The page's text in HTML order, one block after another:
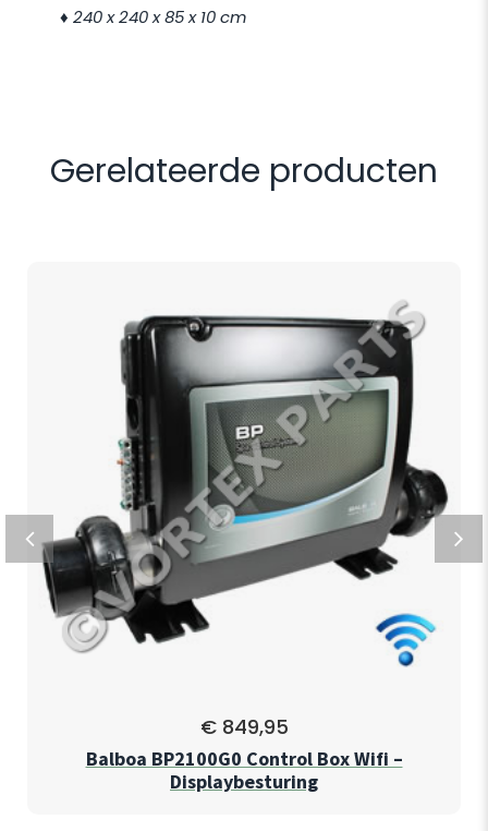
♦ 240 x 240 x 85 x 10 cm
Gerelateerde producten
€849,95
Balboa BP2100G0 Control Box Wifi –
Displaybesturing